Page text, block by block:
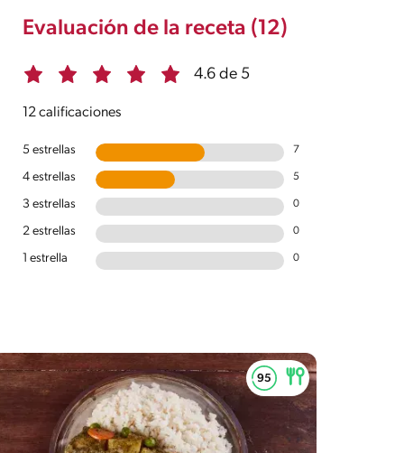
Evaluación de la receta (12)
4.6 de 5
12 calificaciones
5 estrellas 7
4 estrellas 5
3 estrellas 0
2 estrellas 0
1 estrella 0